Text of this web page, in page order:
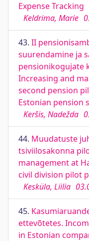
Expense Tracking
Keldrima, Marie
43. II
suurendamine ja
pensionikogujate
Increasing and
second pension
Estonian pension
Keršis, Nadežda
44. Muudatuste
tsiviilosakonna
management at
civil division pilot
Kesküla, Liilia
45.
ettevõtetes.
in Estonian